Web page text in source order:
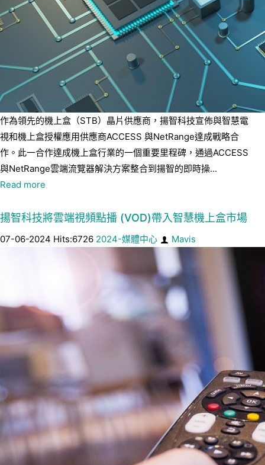
作為領先的機上盒（STB）晶片供應商，揚智科技宣佈與智慧電
視和機上盒授權應用供應商ACCESS 與NetRange達成戰略合
作。此一合作達成機上盒行業的一個重要里程碑，通過ACCESS
與NetRange雲端流覽器解決方案整合到揚智的即時操...
Read more
揚智科技將雲端視頻點播 (VOD)帶入智慧機上盒市場
07-06-2024 Hits:6726 2024-媒體中心 Mavis